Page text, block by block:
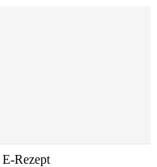
Rezept